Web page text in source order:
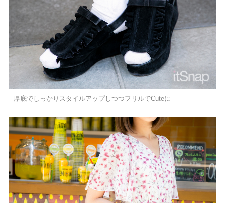
厚底でしっかりスタイルアップしつつフリルでCuteに